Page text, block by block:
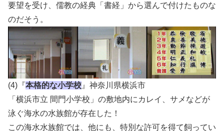
要望を受け、儒教の経典「書経」から選んで付けたものな
のだそう。
(4)『本格的な小学校 』神奈川県横浜市
「横浜市立 間門小学校」の敷地内にカレイ、サメなどが
泳ぐ海水の水族館が存在した！
この海水水族館では、他にも、特別な許可を得て飼ってい